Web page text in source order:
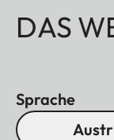
DAS
Sprache